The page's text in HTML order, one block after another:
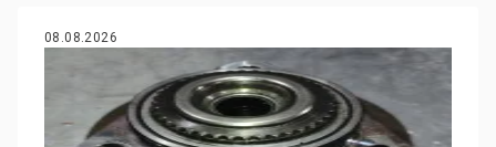
08.08.2026